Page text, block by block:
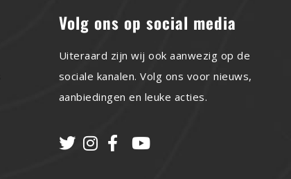
Volg ons op social media
Uiteraard zijn wij ook aanwezig op de
sociale kanalen. Volg ons voor nieuws,
aanbiedingen en leuke acties.